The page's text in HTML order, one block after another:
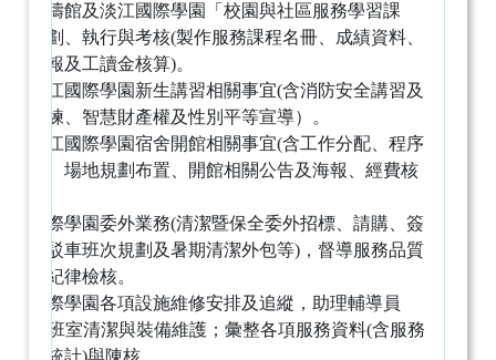
理松濤館及淡江國際學園「校園與社區服務學習課
」規劃、執行與考核(製作服務課程名冊、成績資料、
懲申報及工讀金核算)。
籌淡江國際學園新生講習相關事宜(含消防安全講習及
生演練、智慧財產權及性別平等宣導）。
籌淡江國際學園宿舍開館相關事宜(含工作分配、程序
編製、場地規劃布置、開館相關公告及海報、經費核
江國際學園委外業務(清潔暨保全委外招標、請購、簽
、接駁車班次規劃及暑期清潔外包等)，督導服務品質
執勤紀律檢核。
江國際學園各項設施維修安排及追縱，助理輔導員
值班室清潔與裝備維護；彙整各項服務資料(含服務